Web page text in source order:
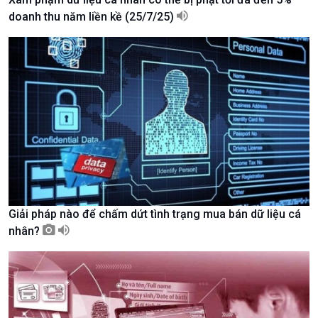
Kinh tế
Tin Kinh tế
Trước giờ mở cửa
Dòng chảy Kinh tế
Sức sống hàng Việt
Khởi nghiệp
Tuyên chiến với gian lận
thương mại
Nông nghiệp & Biển đảo
Tin Nông nghiệp & Biển
đảo
Biển đảo Việt Nam
Tâm tình biên giới và hải
đảo
Tìm hiểu biển, đảo Việt
doanh thu năm liền kề (25/7/25)
Giải pháp nào để chấm dứt tình trạng mua bán dữ liệu cá
nhân?